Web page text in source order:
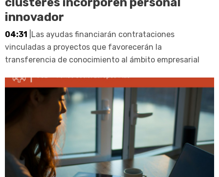
innovador
04:31 |Las ayudas financiarán contrataciones
vinculadas a proyectos que favorecerán la
transferencia de conocimiento al ámbito empresarial